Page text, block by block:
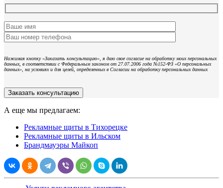
Нажимая кнопку «Заказать консультацию», я даю свое согласие на обработку моих персональных
данных, в соответствии с Федеральным законом от 27.07.2006 года №152-ФЗ «О персональных
данных», на условиях и для целей, определенных в Согласии на обработку персональных данных
А еще мы предлагаем:
Рекламные щиты в Тихорецке
Рекламные щиты в Ильском
Брандмауэры Майкоп